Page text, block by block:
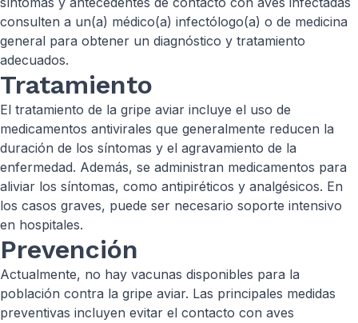
consulten a un(a) médico(a) infectólogo(a) o de medicina
general para obtener un diagnóstico y tratamiento
adecuados.
Tratamiento
El tratamiento de la gripe aviar incluye el uso de
medicamentos antivirales que generalmente reducen la
duración de los síntomas y el agravamiento de la
enfermedad. Además, se administran medicamentos para
aliviar los síntomas, como antipiréticos y analgésicos. En
los casos graves, puede ser necesario soporte intensivo
en hospitales.
Prevención
Actualmente, no hay vacunas disponibles para la
población contra la gripe aviar. Las principales medidas
preventivas incluyen evitar el contacto con aves